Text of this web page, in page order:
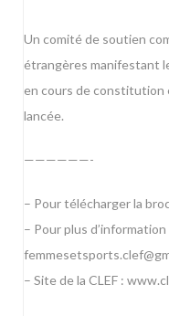
Un comité de soutien
étrangères manifestant
en cours de constitution
lancée.
——————-
– Pour télécharger la
– Pour plus d’information
– Site de la CLEF :